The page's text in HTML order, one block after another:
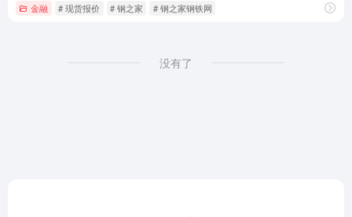
金融 # 现货报价 # 钢之家 # 钢之家钢铁网
没有了